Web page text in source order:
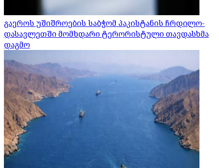
გაეროს უშიშროების საბჭომ პაკისტანის ჩრდილო-
დასავლეთში მომხდარი ტერორისტული თავდასხმა
დაგმო